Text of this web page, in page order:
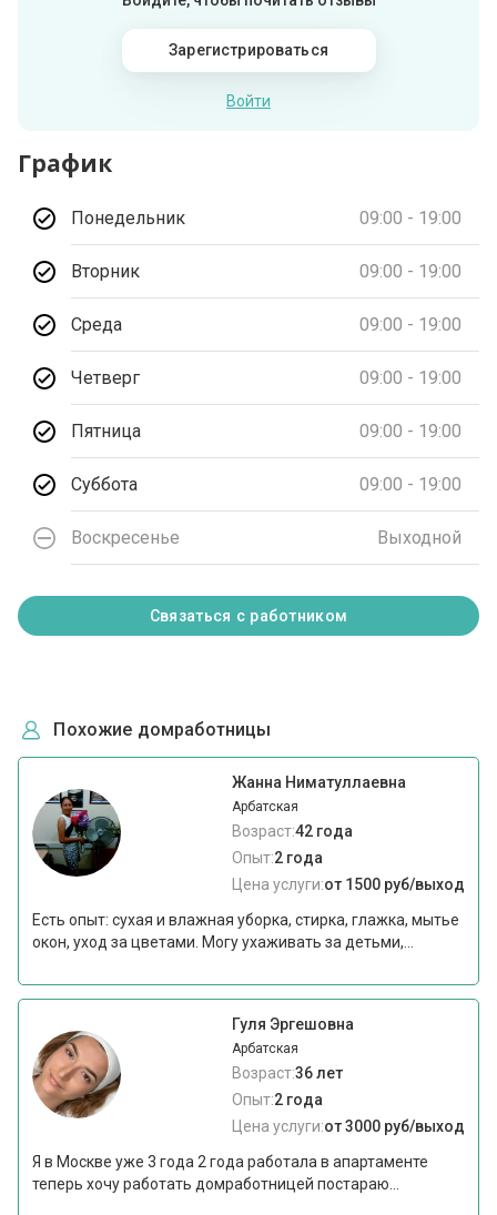
Зарегистрироваться
Войти
График
Понедельник 09:00 - 19:00
Вторник 09:00 - 19:00
Среда 09:00 - 19:00
Четверг 09:00 - 19:00
Пятница 09:00 - 19:00
Суббота 09:00 - 19:00
Воскресенье Выходной
Связаться с работником
Похожие домработницы
Жанна Ниматуллаевна
Арбатская
Возраст:42 года
Опыт:2 года
Цена услуги:от 1500 руб/выход
Есть опыт: сухая и влажная уборка, стирка, глажка, мытье
окон, уход за цветами. Могу ухаживать за детьми,...
Гуля Эргешовна
Арбатская
Возраст:36 лет
Опыт:2 года
Цена услуги:от 3000 руб/выход
Я в Москве уже 3 года 2 года работала в апартаменте
теперь хочу работать домработницей постараю...